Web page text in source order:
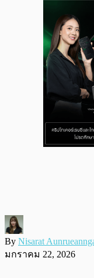
By Nisarat
มกราคม 22, 2026